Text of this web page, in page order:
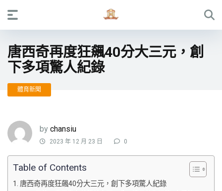
唐西奇再度狂飆40分大三元，創
下多項驚人紀錄
體育新聞
by chansiu
2023 年 12 月 23 日 0
Table of Contents
唐西奇再度狂飆40分大三元，創下多項驚人紀錄